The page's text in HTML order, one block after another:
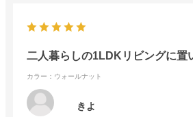
二人暮らしの1LDKリビングに置
カラー：ウォールナット
きよ